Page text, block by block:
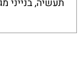
תעשיה, בנייני